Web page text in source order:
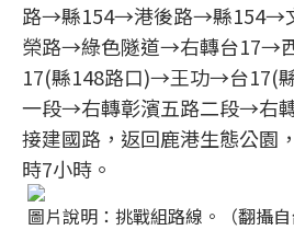
路→縣154→港後路→縣154→
榮路→綠色隧道→右轉台17→
17(縣148路口)→王功→台17(
一段→右轉彰濱五路二段→右
接建國路，返回鹿港生態公園
時7小時。
圖片說明：挑戰組路線。（翻攝